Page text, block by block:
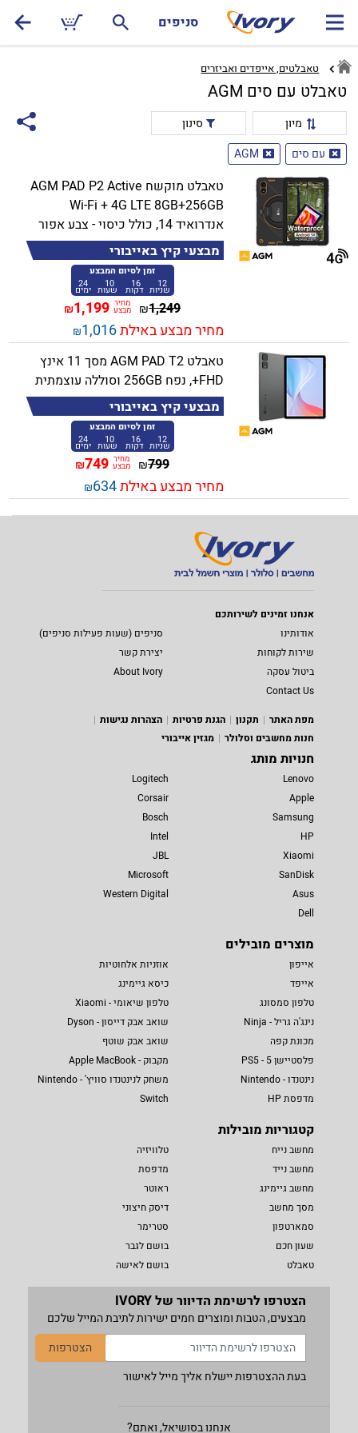
סניפים
טאבלטים, אייפדים ואביזרים
טאבלט עם סים AGM
מיון
סינון
עם סים
AGM
טאבלט מוקשח AGM PAD P2 Active
Wi-Fi + 4G LTE 8GB+256GB
אנדרואיד 14, כולל כיסוי - צבע אפור
מבצעי קיץ באייבורי
זמן לסיום המבצע
12
שניות 16
דקות 10
שעות 24
ימים
1,249
₪ מחיר
מבצע 1,199
₪
מחיר מבצע באילת1,016
₪
טאבלט AGM PAD T2 מסך 11 אינץ
FHD+, נפח 256GB וסוללה עוצמתית
מבצעי קיץ באייבורי
זמן לסיום המבצע
12
שניות 16
דקות 10
שעות 24
ימים
799
₪ מחיר
מבצע 749
₪
מחיר מבצע באילת634
₪
אנחנו זמינים לשירותכם
אודותינו
סניפים (שעות פעילות סניפים)
שירות לקוחות
יצירת קשר
ביטול עסקה
About Ivory
Contact Us
מפת האתר
תקנון הגנת פרטיות
הצהרות נגישות
חנות מחשבים וסלולר
מגזין אייבורי
חנויות מותג
Lenovo
Apple
Samsung
HP
Xiaomi
SanDisk
Asus
Dell
Logitech
Corsair
Bosch
Intel
JBL
Microsoft
Western Digital
מוצרים מובילים
אייפון
אייפד
טלפון סמסונג
נינג'ה גריל - Ninja
מכונת קפה
פלסטיישן 5 - PS5
נינטנדו - Nintendo
מדפסת HP
אוזניות אלחוטיות
כיסא גיימינג
טלפון שיאומי - Xiaomi
שואב אבק דייסון - Dyson
שואב אבק שוטף
מקבוק - Apple MacBook
משחק לנינטנדו סוויץ' - Nintendo
Switch
קטגוריות מובילות
מחשב נייח
מחשב נייד
מחשב גיימינג
מסך מחשב
סמארטפון
שעון חכם
טאבלט
טלוויזיה
מדפסת
ראוטר
דיסק חיצוני
סטרימר
בושם לגבר
בושם לאישה
הצטרפו לרשימת הדיוור של IVORY
מבצעים, הטבות ומוצרים חמים ישירות לתיבת המייל שלכם
הצטרפות
בעת ההצטרפות יישלח אליך מייל לאישור
אנחנו בסושיאל, ואתם?